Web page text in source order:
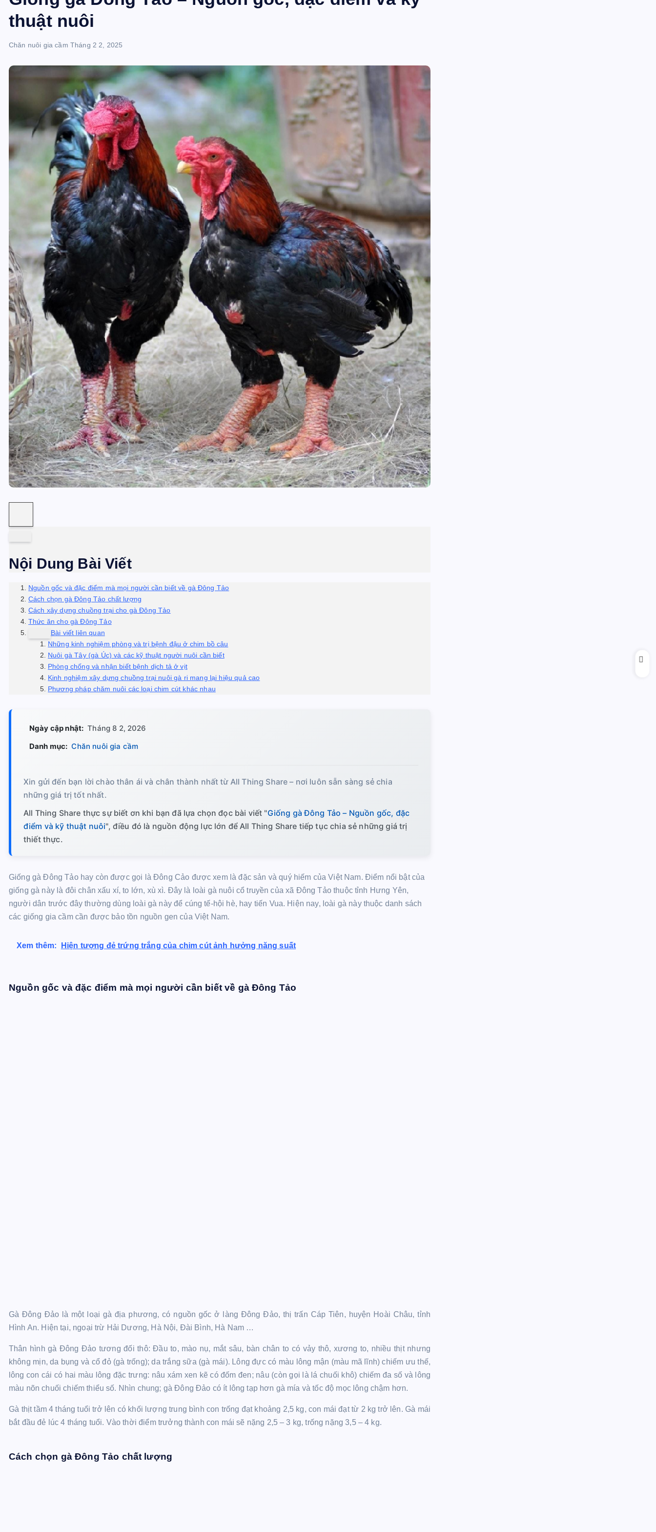
thuật nuôi
Chăn nuôi gia cầm Tháng 2 2, 2025
Nội Dung Bài Viết
Nguồn gốc và đặc điểm mà mọi người cần biết về gà Đông Tảo
Cách chọn gà Đông Tảo chất lượng
Cách xây dựng chuồng trại cho gà Đông Tảo
Thức ăn cho gà Đông Tảo
Bài viết liên quan
Những kinh nghiệm phòng và trị bệnh đậu ở chim bồ câu
Nuôi gà Tây (gà Úc) và các kỹ thuật người nuôi cần biết
Phòng chống và nhận biết bệnh dịch tả ở vịt
Kinh nghiệm xây dựng chuồng trại nuôi gà ri mang lại hiệu quả cao
Phương pháp chăm nuôi các loại chim cút khác nhau
Ngày cập nhật: Tháng 8 2, 2026
Danh mục: Chăn nuôi gia cầm
Xin gửi đến bạn lời chào thân ái và chân thành nhất từ All Thing Share – nơi luôn sẵn sàng sẻ chia
những giá trị tốt nhất.
All Thing Share thực sự biết ơn khi bạn đã lựa chọn đọc bài viết "Giống gà Đông Tảo – Nguồn gốc, đặc
điểm và kỹ thuật nuôi", điều đó là nguồn động lực lớn để All Thing Share tiếp tục chia sẻ những giá trị
thiết thực.
Giống gà Đông Tảo hay còn được gọi là Đông Cảo được xem là đặc sản và quý hiếm của Việt Nam. Điểm nổi bật của
giống gà này là đôi chân xấu xí, to lớn, xù xì. Đây là loài gà nuôi cổ truyền của xã Đông Tảo thuộc tỉnh Hưng Yên,
người dân trước đây thường dùng loài gà này để cúng tế-hội hè, hay tiến Vua. Hiện nay, loài gà này thuộc danh sách
các giống gia cầm cần được bảo tồn nguồn gen của Việt Nam.
Xem thêm: Hiện tượng đẻ trứng trắng của chim cút ảnh hưởng năng suất
Nguồn gốc và đặc điểm mà mọi người cần biết về gà Đông Tảo
Gà Đông Đảo là một loại gà địa phương, có nguồn gốc ở làng Đông Đảo, thị trấn Cáp Tiên, huyện Hoài Châu, tỉnh
Hình An. Hiện tại, ngoại trừ Hải Dương, Hà Nội, Đài Bình, Hà Nam …
Thân hình gà Đông Đảo tương đối thô: Đầu to, mào nụ, mắt sâu, bàn chân to có vảy thô, xương to, nhiều thịt nhưng
không mịn, da bụng và cổ đỏ (gà trống); da trắng sữa (gà mái). Lông đực có màu lông mận (màu mã lĩnh) chiếm ưu thế,
lông con cái có hai màu lông đặc trưng: nâu xám xen kẽ có đốm đen; nâu (còn gọi là lá chuối khô) chiếm đa số và lông
màu nõn chuối chiếm thiểu số. Nhìn chung; gà Đông Đảo có ít lông tạp hơn gà mía và tốc độ mọc lông chậm hơn.
Gà thịt tầm 4 tháng tuổi trở lên có khối lượng trung bình con trống đạt khoảng 2,5 kg, con mái đạt từ 2 kg trở lên. Gà mái
bắt đầu đẻ lúc 4 tháng tuổi. Vào thời điểm trưởng thành con mái sẽ nặng 2,5 – 3 kg, trống nặng 3,5 – 4 kg.
Cách chọn gà Đông Tảo chất lượng